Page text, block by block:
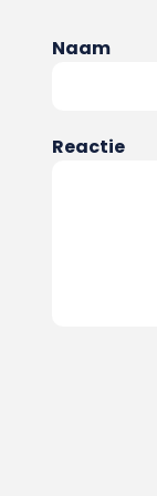
Naam
Reactie